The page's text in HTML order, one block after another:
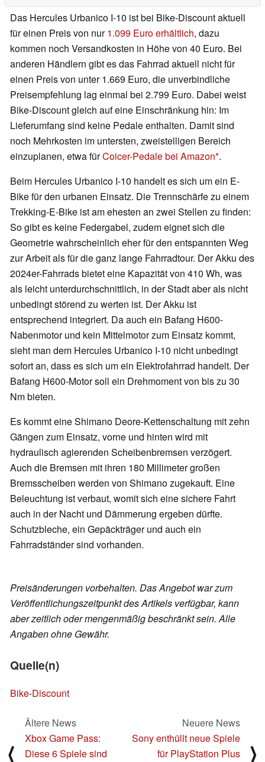
Das Hercules Urbanico I-10 ist bei Bike-Discount aktuell
für einen Preis von nur1.099 Euro erhältlich, dazu
kommen noch Versandkosten in Höhe von 40 Euro. Bei
anderen Händlern gibt es das Fahrrad aktuell nicht für
einen Preis von unter 1.669 Euro, die unverbindliche
Preisempfehlung lag einmal bei 2.799 Euro. Dabei weist
Bike-Discount gleich auf eine Einschränkung hin: Im
Lieferumfang sind keine Pedale enthalten. Damit sind
noch Mehrkosten im untersten, zweistelligen Bereich
einzuplanen, etwa fürCoicer-Pedale bei Amazon .
Beim Hercules Urbanico I-10 handelt es sich um ein E-
Bike für den urbanen Einsatz. Die Trennschärfe zu einem
Trekking-E-Bike ist am ehesten an zwei Stellen zu finden:
So gibt es keine Federgabel, zudem eignet sich die
Geometrie wahrscheinlich eher für den entspannten Weg
zur Arbeit als für die ganz lange Fahrradtour. Der Akku des
2024er-Fahrrads bietet eine Kapazität von 410 Wh, was
als leicht unterdurchschnittlich, in der Stadt aber als nicht
unbedingt störend zu werten ist. Der Akku ist
entsprechend integriert. Da auch ein Bafang H600-
Nabenmotor und kein Mittelmotor zum Einsatz kommt,
sieht man dem Hercules Urbanico I-10 nicht unbedingt
sofort an, dass es sich um ein Elektrofahrrad handelt. Der
Bafang H600-Motor soll ein Drehmoment von bis zu 30
Nm bieten.
Es kommt eine Shimano Deore-Kettenschaltung mit zehn
Gängen zum Einsatz, vorne und hinten wird mit
hydraulisch agierenden Scheibenbremsen verzögert.
Auch die Bremsen mit ihren 180 Millimeter großen
Bremsscheiben werden von Shimano zugekauft. Eine
Beleuchtung ist verbaut, womit sich eine sichere Fahrt
auch in der Nacht und Dämmerung ergeben dürfte.
Schutzbleche, ein Gepäckträger und auch ein
Fahrradständer sind vorhanden.
Preisänderungen vorbehalten. Das Angebot war zum
Veröffentlichungszeitpunkt des Artikels verfügbar, kann
aber zeitlich oder mengenmäßig beschränkt sein. Alle
Angaben ohne Gewähr.
Quelle(n)
Bike-Discount
⟨
Ältere News
Xbox Game Pass:
Diese 6 Spiele sind
Neuere News
Sony enthüllt neue Spiele
für PlayStation Plus
⟩